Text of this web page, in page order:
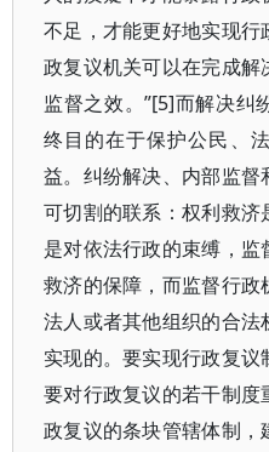
不足，才能更好地实现
政复议机关可以在完成
监督之效。”[5]而解决纠
终目的在于保护公民、
益。纠纷解决、内部监
可切割的联系：权利救济
是对依法行政的束缚，
救济的保障，而监督行政
法人或者其他组织的合
实现的。要实现行政复
要对行政复议的若干制
政复议的条块管辖体制